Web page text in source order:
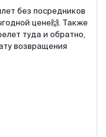
без посредников
цене🙌. Также
туда и обратно,
возвращения